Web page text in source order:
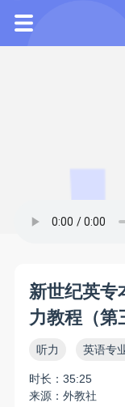
新世纪英专
力教程（第
听力 英语专
时长：35:25
来源：外教社